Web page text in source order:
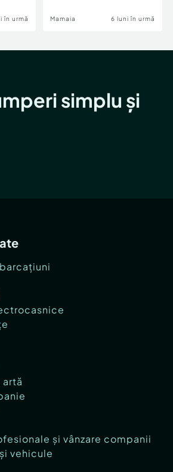
în urmă Mamaia 6 luni în urmă
simplu și
și vânzare companii
vehicule